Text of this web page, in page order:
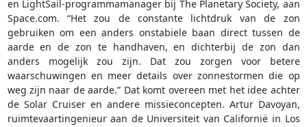
en LightSail-programmamanager bij The Planetary Society, aan
Space.com. “Het zou de constante lichtdruk van de zon
gebruiken om een anders onstabiele baan direct tussen de
aarde en de zon te handhaven, en dichterbij de zon dan
anders mogelijk zou zijn. Dat zou zorgen voor betere
waarschuwingen en meer details over zonnestormen die op
weg zijn naar de aarde.” Dat komt overeen met het idee achter
de Solar Cruiser en andere missieconcepten. Artur Davoyan,
ruimtevaartingenieur aan de Universiteit van Californië in Los